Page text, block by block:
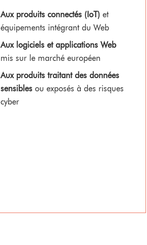
Aux produits connectés (IoT)et
équipements intégrant du Web
Aux logiciels et applications Web
mis sur le marché européen
Aux produits traitant des données
sensiblesou exposés à des risques
cyber